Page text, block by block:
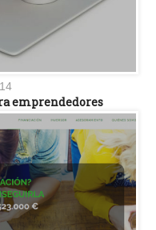
emprendedores